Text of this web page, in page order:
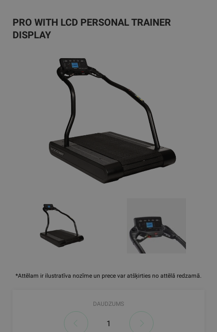
*Attēlam ir ilustratīva nozīme un prece var atšķirties no attēlā redzamā.
PRO WITH LCD PERSONAL TRAINER
DISPLAY
DAUDZUMS